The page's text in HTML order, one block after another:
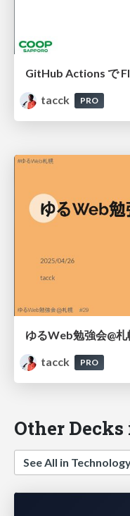
tacck
PRO
ゆるWeb勉強会@
tacck
PRO
Other
See All in